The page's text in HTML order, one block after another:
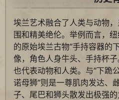
埃兰艺术融合了人类与动物
围和精美绝伦。举例而言，
的原始埃兰古物“手持容器的
像，角色人身牛头、手持杯子
也代表动物和人类。与“下跪
诺母狮”则是一尊肌肉发达、
子、尾巴和狮头散发出极强